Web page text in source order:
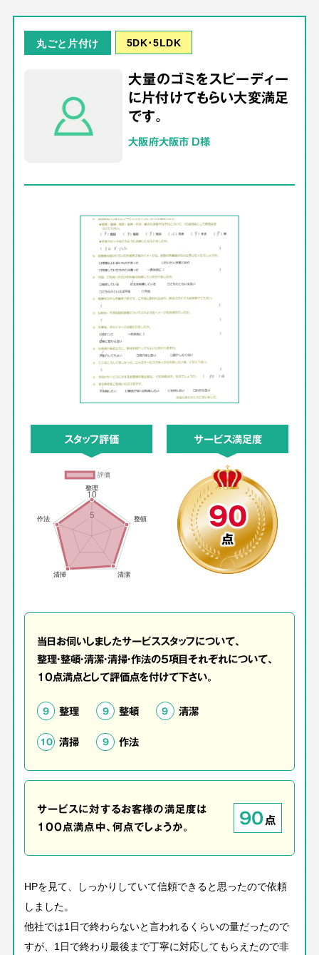
丸ごと片付け 5DK･5LDK
大量のゴミをスピーディー
に片付けてもらい大変満足
です。
大阪府大阪市 D様
スタッフ評価 サービス満足度
90
点
当日お伺いしましたサービススタッフについて、
整理・整頓・清潔・清掃・作法の5項目それぞれについて、
10点満点として評価点を付けて下さい。
9 整理 9 整頓 9 清潔
10 清掃 9 作法
サービスに対するお客様の満足度は
100点満点中、何点でしょうか。
90点
HPを見て、しっかりしていて信頼できると思ったので依頼
しました。
他社では1日で終わらないと言われるくらいの量だったので
すが、1日で終わり最後まで丁寧に対応してもらえたので非